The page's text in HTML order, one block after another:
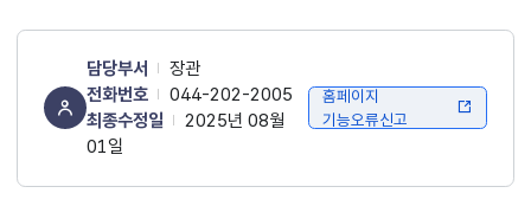
담당부서
장관
전화번호
044-202-2005
최종수정일
2025년 08월
01일
홈페이지
기능오류신고